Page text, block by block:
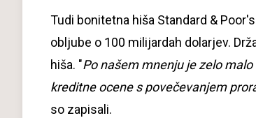
Tudi bonitetna hiša Standard &
obljube o 100 milijardah dolarjev.
hiša. "Po našem mnenju je zelo
kreditne ocene s povečevanjem
so zapisali.